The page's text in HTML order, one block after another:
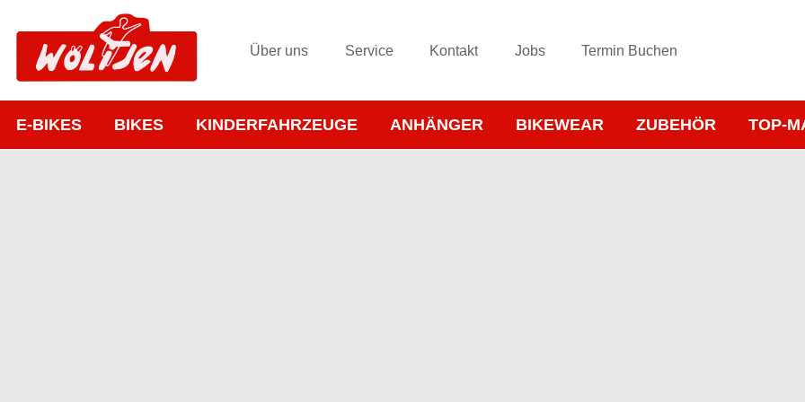
Über uns Service Kontakt Jobs Termin Buchen
E-BIKES BIKES KINDERFAHRZEUGE ANHÄNGER BIKEWEAR ZUBEHÖR TOP-